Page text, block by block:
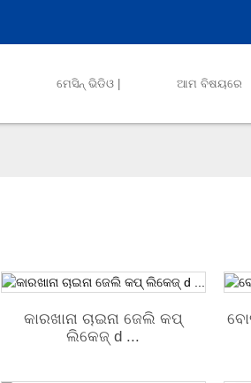
ମେସିନ୍ ଭିଡିଓ | ଆମ ବିଷୟରେ
କାରଖାନା ଚାଇନା ଜେଲି କପ୍
ଲିକେଜ୍ d ...